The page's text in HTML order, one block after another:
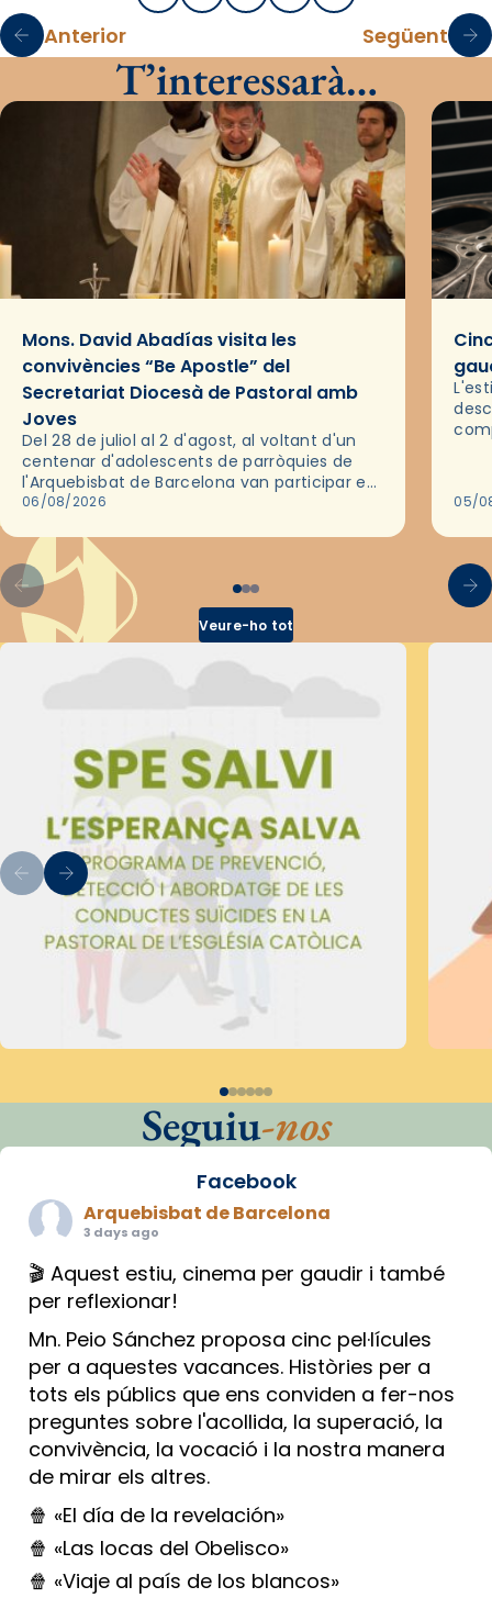
Anterior Següent
T’interessarà…
Mons. David Abadías visita les
convivències “Be Apostle” del
Secretariat Diocesà de Pastoral amb
Joves
Del 28 de juliol al 2 d'agost, al voltant d'un
centenar d'adolescents de parròquies de
l'Arquebisbat de Barcelona van participar en
les convivències Be Apostle, organitzades
06/08/2026 05/
Veure-ho tot
Seguiu-nos
Facebook
Arquebisbat de Barcelona
3 days ago
🎬 Aquest estiu, cinema per gaudir i també
per reflexionar!
Mn. Peio Sánchez proposa cinc pel·lícules
per a aquestes vacances. Històries per a
tots els públics que ens conviden a fer-nos
preguntes sobre l'acollida, la superació, la
convivència, la vocació i la nostra manera
de mirar els altres.
🍿 «El día de la revelación»
🍿 «Las locas del Obelisco»
🍿 «Viaje al país de los blancos»